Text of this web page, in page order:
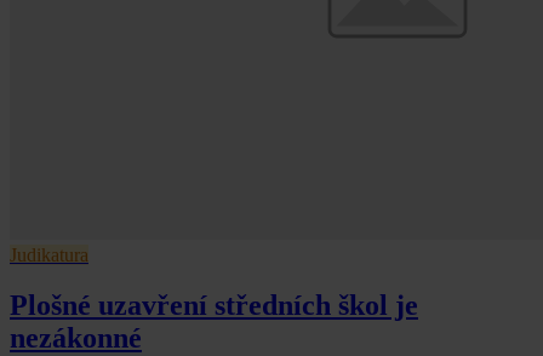
Judikatura
Plošné uzavření středních škol je
nezákonné